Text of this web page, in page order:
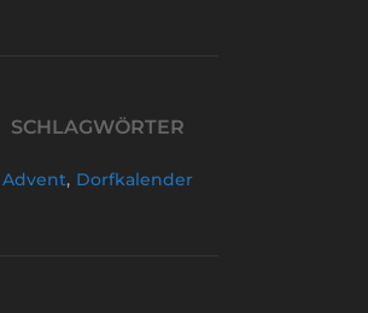
SCHLAGWÖRTER
Advent, Dorfkalender